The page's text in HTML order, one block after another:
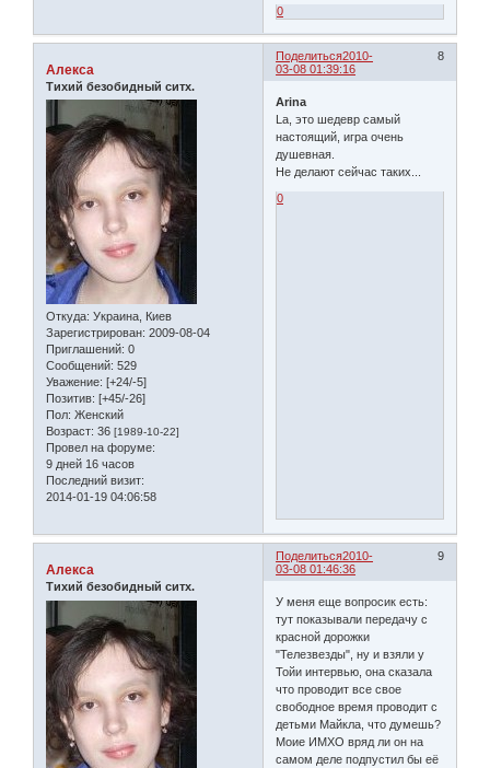
0
Поделиться 8
2010-
03-08 01:39:16
Алекса
Тихий безобидный ситх.
Откуда: Украина, Киев
Зарегистрирован: 2009-08-04
Приглашений: 0
Сообщений: 529
Уважение: [+24/-5]
Позитив: [+45/-26]
Пол: Женский
Возраст: 36 [1989-10-22]
Провел на форуме:
9 дней 16 часов
Последний визит:
2014-01-19 04:06:58
Arina
Lа, это шедевр самый
настоящий, игра очень
душевная.
Не делают сейчас таких...
0
Поделиться 9
2010-
03-08 01:46:36
Алекса
Тихий безобидный ситх.
У меня еще вопросик есть:
тут показывали передачу с
красной дорожки
"Телезвезды", ну и взяли у
Тойи интервью, она сказала
что проводит все свое
свободное время проводит с
детьми Майкла, что думешь?
Моие ИМХО вряд ли он на
самом деле подпустил бы её